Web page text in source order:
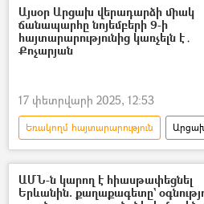
հայ-ադրբեջանական
Հայ Յեղափոխական Դաշնակցություն
հայտարարություն
Այսօր Արցախ վերադարձի միակ
ճանապարհը նոյեմբերի 9-ի
հայտարարությունից կառչելն է․
Քոչարյան
17 փետրվարի 2025, 12:53
Եռակողմ հայտարարություն
Ռոբերտ Քոչարյան
հայ-ադրբեջանական
արցախցի
ԱՄՆ-ն կարող է հիասթափեցնել
Երևանին. քաղաքագետը`